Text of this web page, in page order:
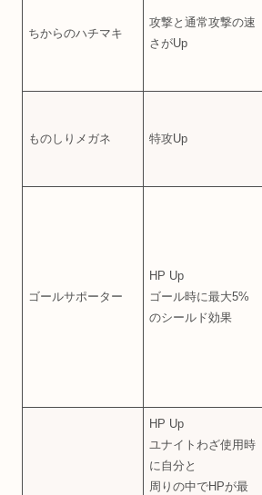
ちからのハチマキ
攻撃と通常攻撃の速
さがUp
ものしりメガネ 特攻Up
ゴールサポーター
HP Up
ゴール時に最大5%
のシールド効果
HP Up
ユナイトわざ使用時
に自分と
周りの中でHPが最